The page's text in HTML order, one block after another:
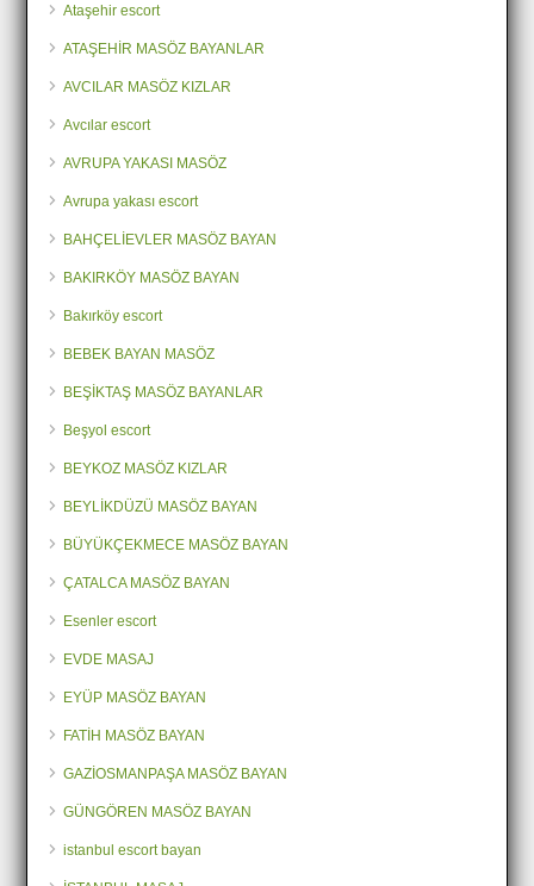
Ataşehir escort
ATAŞEHİR MASÖZ BAYANLAR
AVCILAR MASÖZ KIZLAR
Avcılar escort
AVRUPA YAKASI MASÖZ
Avrupa yakası escort
BAHÇELİEVLER MASÖZ BAYAN
BAKIRKÖY MASÖZ BAYAN
Bakırköy escort
BEBEK BAYAN MASÖZ
BEŞİKTAŞ MASÖZ BAYANLAR
Beşyol escort
BEYKOZ MASÖZ KIZLAR
BEYLİKDÜZÜ MASÖZ BAYAN
BÜYÜKÇEKMECE MASÖZ BAYAN
ÇATALCA MASÖZ BAYAN
Esenler escort
EVDE MASAJ
EYÜP MASÖZ BAYAN
FATİH MASÖZ BAYAN
GAZİOSMANPAŞA MASÖZ BAYAN
GÜNGÖREN MASÖZ BAYAN
istanbul escort bayan